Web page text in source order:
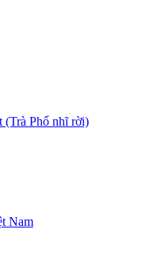
(Trà Phổ nhĩ rời)
Nam